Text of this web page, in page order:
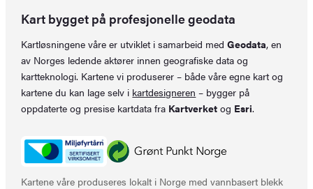
Kart bygget på profesjonelle geodata
Kartløsningene våre er utviklet i samarbeid medGeodata, en
av Norges ledende aktører innen geografiske data og
kartteknologi. Kartene vi produserer – både våre egne kart og
kartene du kan lage selv i kartdesigneren – bygger på
oppdaterte og presise kartdata fra Kartverket og Esri.
Kartene våre produseres lokalt i Norge med vannbasert blekk